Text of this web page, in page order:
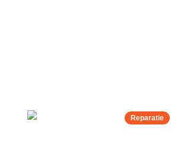
Reparatie